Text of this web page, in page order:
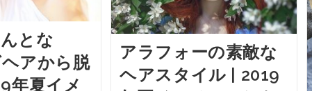
とな
ヘアから脱
年夏イメ
アラフォーの素敵な
ヘアスタイル | 2019